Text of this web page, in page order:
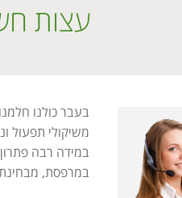
עצות
בעבר כולנו
משיקולי תפעול
במידה רבה
במרפסת, מבחינת